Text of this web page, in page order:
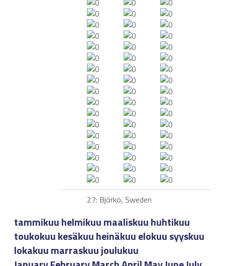
27: Björkö, Sweden
tammikuuhelmikuumaaliskuuhuhtikuu
toukokuukesäkuuheinäkuuelokuusyyskuu
lokakuumarraskuujoulukuu